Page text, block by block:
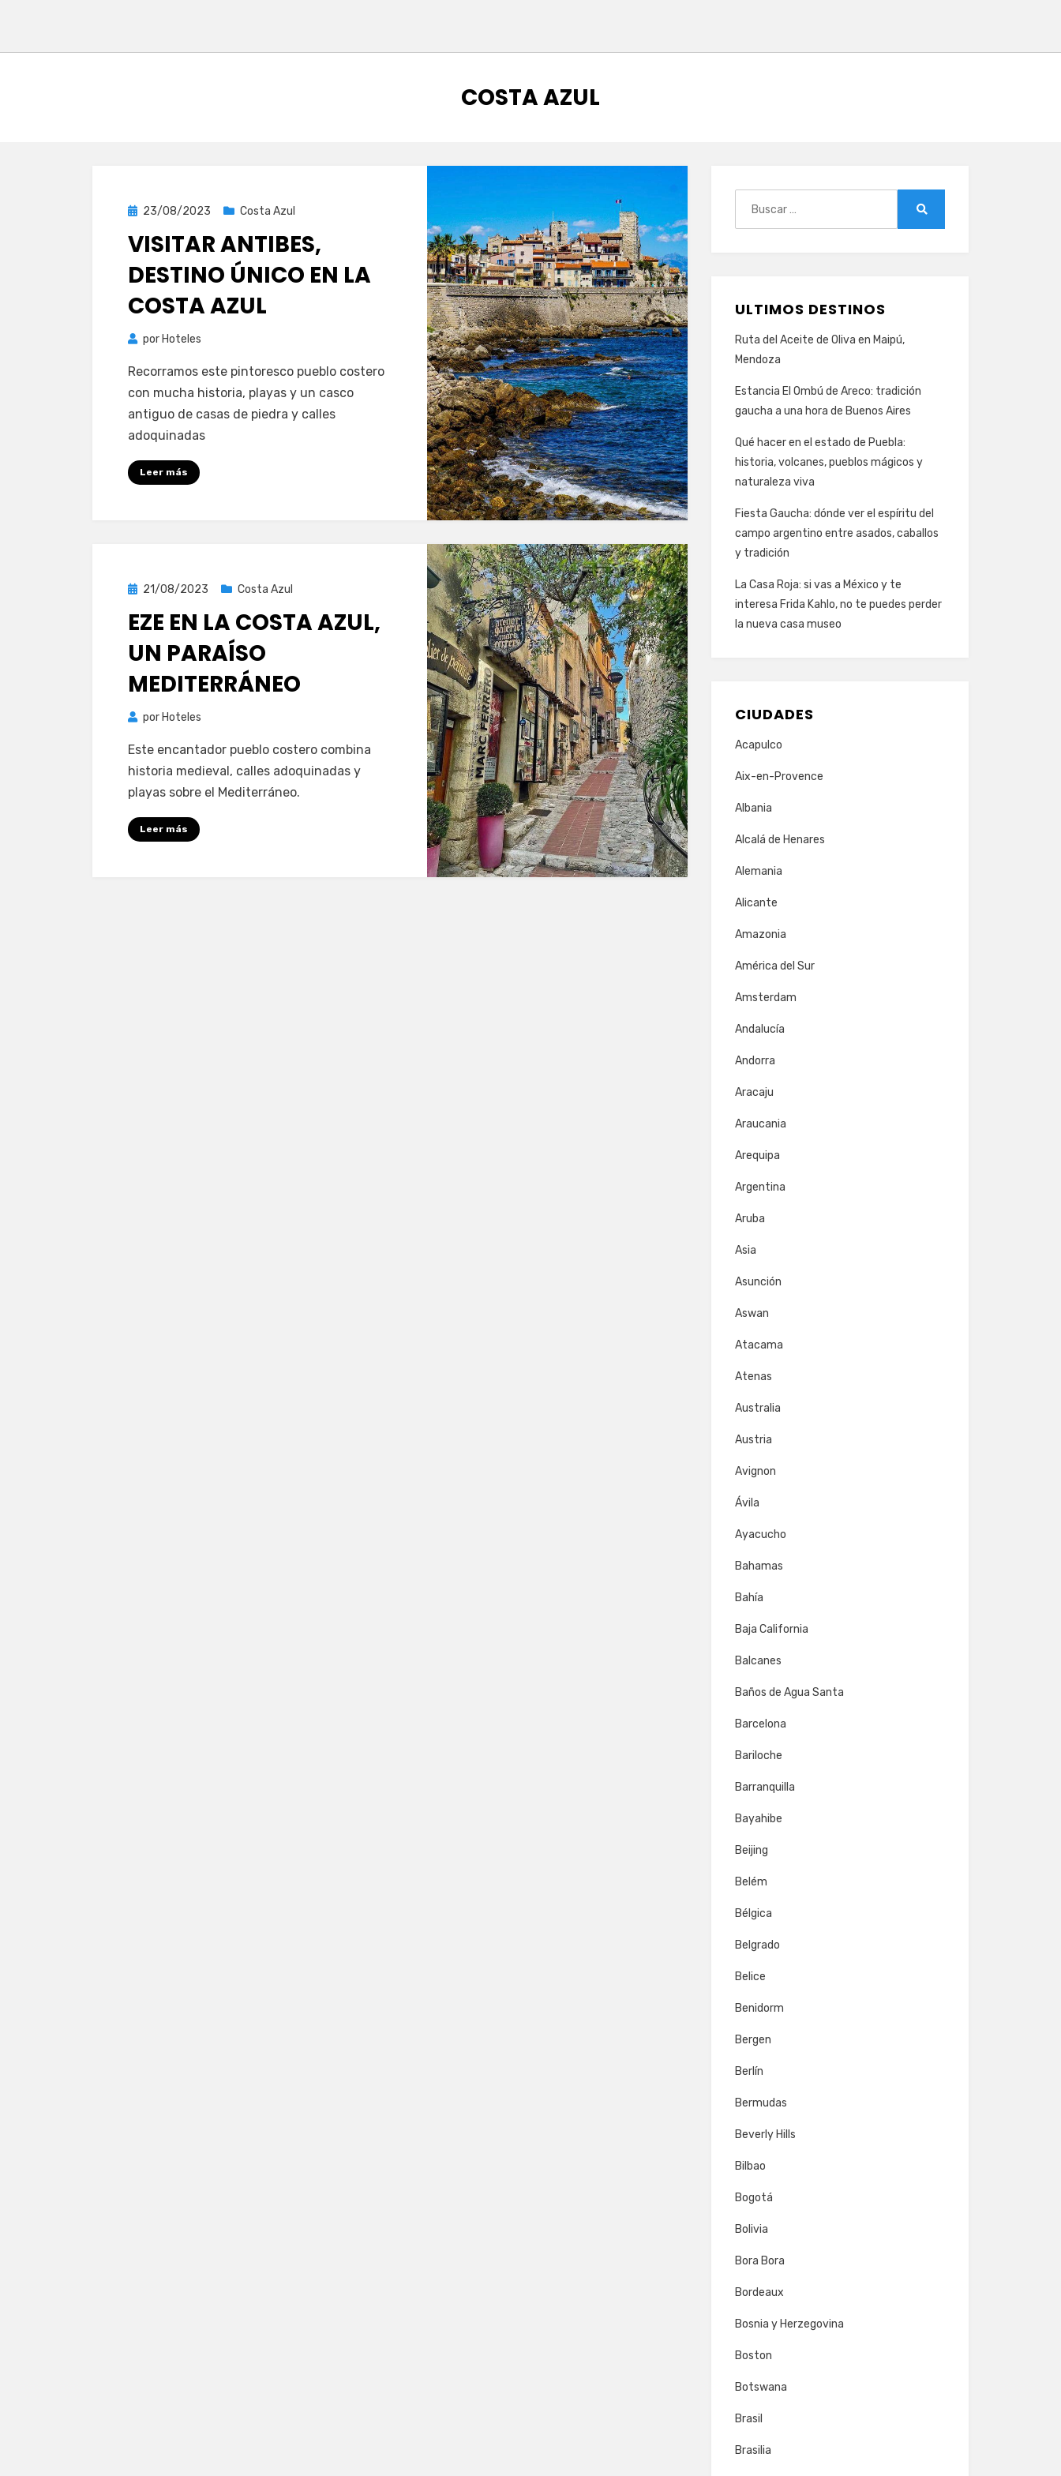
CATEGORÍA
:
COSTA AZUL
Publicada
23/08/2023 Costa Azul
VISITAR ANTIBES,
DESTINO ÚNICO EN LA
COSTA AZUL
por Hoteles
Recorramos este pintoresco pueblo costero
con mucha historia, playas y un casco
antiguo de casas de piedra y calles
adoquinadas
Leer más
Publicada
21/08/2023 Costa Azul
EZE EN LA COSTA AZUL,
UN PARAÍSO
MEDITERRÁNEO
por Hoteles
Este encantador pueblo costero combina
historia medieval, calles adoquinadas y
playas sobre el Mediterráneo.
Leer más
ULTIMOS DESTINOS
Ruta del Aceite de Oliva en Maipú,
Mendoza
Estancia El Ombú de Areco: tradición
gaucha a una hora de Buenos Aires
Qué hacer en el estado de Puebla:
historia, volcanes, pueblos mágicos y
naturaleza viva
Fiesta Gaucha: dónde ver el espíritu del
campo argentino entre asados, caballos
y tradición
La Casa Roja: si vas a México y te
interesa Frida Kahlo, no te puedes perder
la nueva casa museo
CIUDADES
Acapulco
Aix-en-Provence
Albania
Alcalá de Henares
Alemania
Alicante
Amazonia
América del Sur
Amsterdam
Andalucía
Andorra
Aracaju
Araucania
Arequipa
Argentina
Aruba
Asia
Asunción
Aswan
Atacama
Atenas
Australia
Austria
Avignon
Ávila
Ayacucho
Bahamas
Bahía
Baja California
Balcanes
Baños de Agua Santa
Barcelona
Bariloche
Barranquilla
Bayahibe
Beijing
Belém
Bélgica
Belgrado
Belice
Benidorm
Bergen
Berlín
Bermudas
Beverly Hills
Bilbao
Bogotá
Bolivia
Bora Bora
Bordeaux
Bosnia y Herzegovina
Boston
Botswana
Brasil
Brasilia